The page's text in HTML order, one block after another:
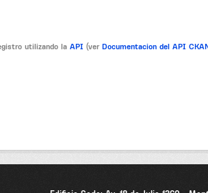
utilizando la API (ver Documentacion del API